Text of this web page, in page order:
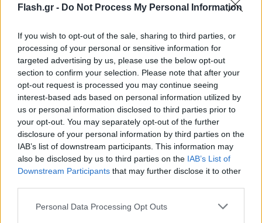
Flash.gr - Do Not Process My Personal Information
If you wish to opt-out of the sale, sharing to third parties, or
processing of your personal or sensitive information for
targeted advertising by us, please use the below opt-out
section to confirm your selection. Please note that after your
opt-out request is processed you may continue seeing
interest-based ads based on personal information utilized by
us or personal information disclosed to third parties prior to
your opt-out. You may separately opt-out of the further
disclosure of your personal information by third parties on the
IAB’s list of downstream participants. This information may
also be disclosed by us to third parties on the IAB’s List of
Downstream Participants that may further disclose it to other
Please note that this website/app uses one or more Google
Personal Data Processing Opt Outs
Θανατηφόρο τροχαίο στη Λούτσα: Σε κλίμα
Σπαρακτικές εικόνες εκτυλίχθηκαν στον Ιερό Ναό Αγίου
Γεωργίου, με τους γονείς και την αδελφή του 24χρονου να
φτάνουν συντετριμμένοι.
05.12.2025 13:23
Ομάδα
Flash.gr